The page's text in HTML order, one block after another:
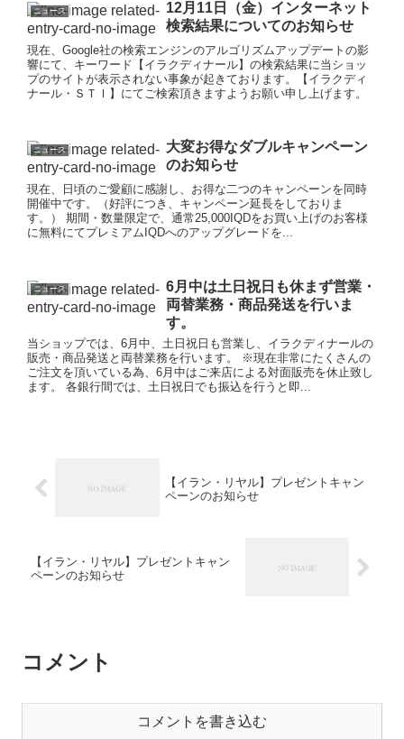
ニュース
12月11日（金）インターネット
検索結果についてのお知らせ
現在、Google社の検索エンジンのアルゴリズムアップデートの影
響にて、キーワード【イラクディナール】の検索結果に当ショッ
プのサイトが表示されない事象が起きております。【イラクディ
ナール・ＳＴＩ】にてご検索頂きますようお願い申し上げます。
ニュース
大変お得なダブルキャンペーン
のお知らせ
現在、日頃のご愛顧に感謝し、お得な二つのキャンペーンを同時
開催中です。（好評につき、キャンペーン延長をしておりま
す。） 期間・数量限定で、通常25,000IQDをお買い上げのお客様
に無料にてプレミアムIQDへのアップグレードを...
ニュース
6月中は土日祝日も休まず営業・
両替業務・商品発送を行いま
す。
当ショップでは、6月中、土日祝日も営業し、イラクディナールの
販売・商品発送と両替業務を行います。 ※現在非常にたくさんの
ご注文を頂いている為、6月中はご来店による対面販売を休止致し
ます。 各銀行間では、土日祝日でも振込を行うと即...
【イラン・リヤル】プレゼントキャン
ペーンのお知らせ
【イラン・リヤル】プレゼントキャン
ペーンのお知らせ
コメント
コメントを書き込む